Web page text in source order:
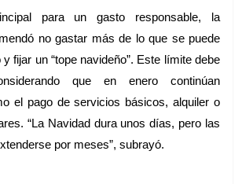
para un gasto responsable, la
no gastar más de lo que se puede
fijar un “tope navideño”. Este límite debe
que en enero continúan
el pago de servicios básicos, alquiler o
“La Navidad dura unos días, pero las
por meses”, subrayó.